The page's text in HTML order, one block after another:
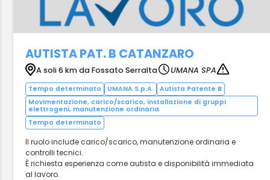
AUTISTA PAT. B CATANZARO
A soli 6 km da Fossato Serralta UMANA SPA
Tempo determinato UMANA S.p.A.
Autista Patente B
Movimentazione, carico/scarico, installazione di gruppi
elettrogeni, manutenzione ordinaria
Tempo determinato
Il ruolo include carico/scarico, manutenzione ordinaria e
controlli tecnici.
È richiesta esperienza come autista e disponibilità immediata
al lavoro.